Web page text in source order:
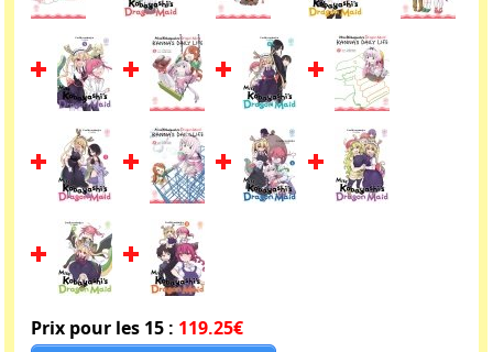
Prix pour les 15 : 119.25€